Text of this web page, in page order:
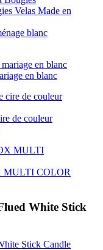
blanc
en blanc
de couleur
MULTI COLOR
White Stick